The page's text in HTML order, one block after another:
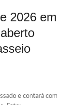
2026 em
e contará com